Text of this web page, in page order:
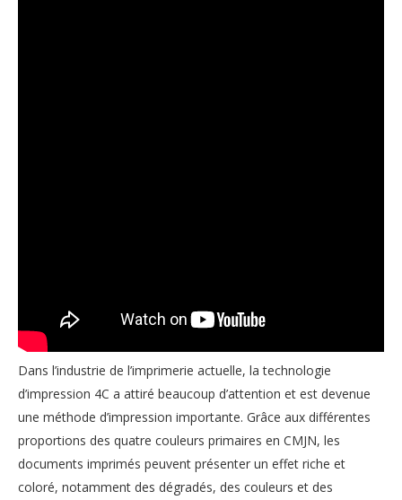
Dans l’industrie de l’imprimerie actuelle, la technologie
d’impression 4C a attiré beaucoup d’attention et est devenue
une méthode d’impression importante. Grâce aux différentes
proportions des quatre couleurs primaires en CMJN, les
documents imprimés peuvent présenter un effet riche et
coloré, notamment des dégradés, des couleurs et des